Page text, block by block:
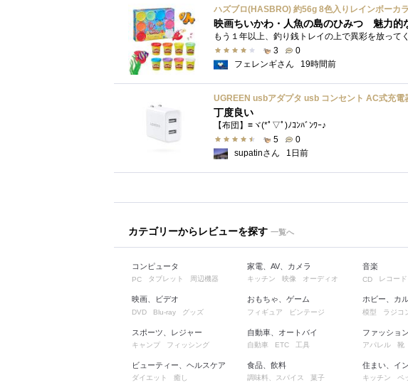
映画ちいかわ・人魚の島のひみつ 魅力的
3
0
フェレンギさん
19時間前
丁度良い
【布団】≡ヾ(*ﾟ▽ﾟ)ﾉｺﾝﾊﾞﾝﾜｰ♪
5
0
supatinさん
1日前
カテゴリーからレビューを探す 一覧へ
コンピュータ
PC タブレット 周辺機器
映画、ビデオ
DVD Blu-ray グッズ
スポーツ、レジャー
キャンプ フィッシング
ビューティー、ヘルスケア
ダイエット 癒し
家電、AV、カメラ
キッチン 映像 オーディオ
おもちゃ、ゲーム
フィギュア ビンテージ
自動車、オートバイ
自動車 ETC 工具
食品、飲料
調味料、スパイス 菓子
音楽
CD レコード
ホビー、カ
模型 ラジコ
ファッション
アパレル 靴
住まい、イ
キッチン ペ